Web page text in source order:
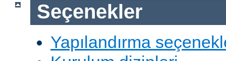
Seçenekler
Yapılandırma